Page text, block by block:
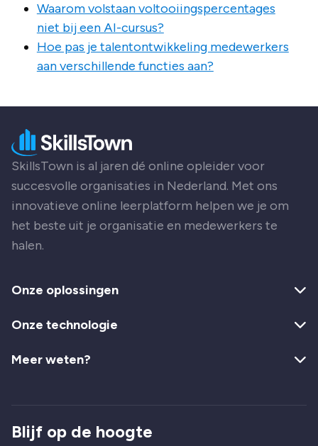
Waarom volstaan voltooiingspercentages
niet bij een AI-cursus?
Hoe pas je talentontwikkeling medewerkers
aan verschillende functies aan?
SkillsTown is al jaren dé online opleider voor
succesvolle organisaties in Nederland. Met ons
innovatieve online leerplatform helpen we je om
het beste uit je organisatie en medewerkers te
halen.
Onze oplossingen
Onze technologie
Meer weten?
Blijf op de hoogte